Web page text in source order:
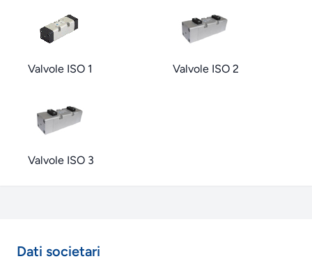
Valvole ISO 1 Valvole ISO 2
Valvole ISO 3
Dati societari